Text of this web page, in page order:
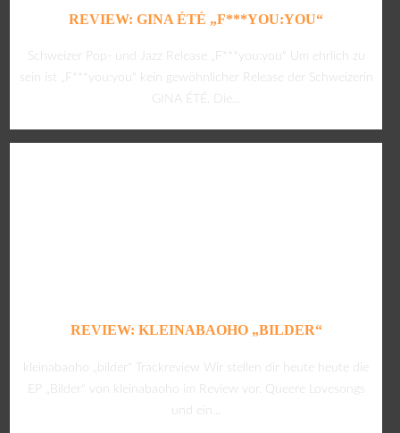
REVIEW: GINA ÉTÉ „F***YOU:YOU“
Schweizer Pop- und Jazz Release „F***you:you“ Um ehrlich zu
sein ist „F***you:you“ kein gewöhnlicher Release der Schweizerin
GINA ÉTÉ. Die...
REVIEW: KLEINABAOHO „BILDER“
kleinabaoho „bilder“ Trackreview Wir stellen dir heute heute die
EP „Bilder“ von kleinabaoho im Review vor. Queere Lovesongs
und ein...